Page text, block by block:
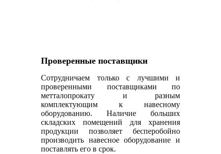
Проверенные поставщики
Сотрудничаем только с лучшими и
проверенными поставщиками по
метталопрокату и разным
комплектующим к навесному
оборудованию. Наличие больших
складских помещений для хранения
продукции позволяет бесперобойно
производить навесное оборудование и
поставлять его в срок.